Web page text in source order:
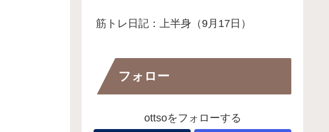
筋トレ日記：上半身（9月17日）
フォロー
ottsoをフォローする